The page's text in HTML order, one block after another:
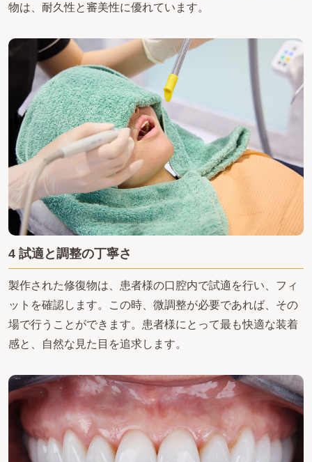
物は、耐久性と審美性に優れています。
4 試適と調整の丁寧さ
製作された修復物は、患者様の口腔内で試適を行い、フィ
ットを確認します。この時、微調整が必要であれば、その
場で行うことができます。患者様にとって最も快適な装着
感と、自然な見た目を追求します。